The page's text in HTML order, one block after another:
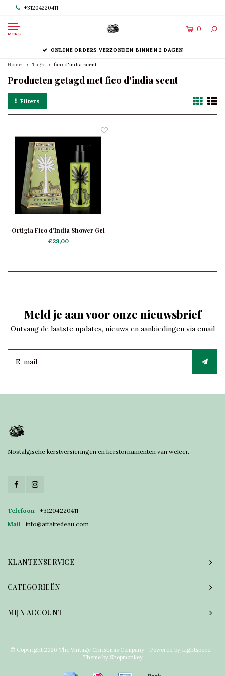
+31204220411
MENU
0
ONLINE ORDERS VERZONDEN BINNEN 2 DAGEN
Home Tags fico d'india scent
Producten getagd met fico d'india scent
Filters
Ortigia Fico d'India Shower Gel
€28,00
Meld je aan voor onze nieuwsbrief
Ontvang de laatste updates, nieuws en aanbiedingen via email
Nostalgische kerstversieringen en kerstornamenten van weleer.
Telefoon
+31204220411
Mail
info@affairedeau.com
KLANTENSERVICE
CATEGORIEËN
MIJN ACCOUNT
© Copyright 2026 The Vintage Christmas Company - Powered by Lightspeed -
Theme by Shopmonkey